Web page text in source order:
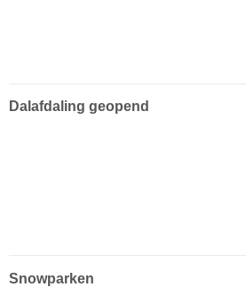
Dalafdaling geopend
Snowparken